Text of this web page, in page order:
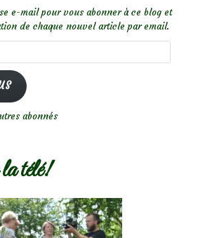
e-mail pour vous abonner à ce blog et
de chaque nouvel article par email.
abonnés
télé!